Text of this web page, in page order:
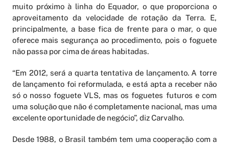
muito próximo à linha do Equador, o que proporciona o
aproveitamento da velocidade de rotação da Terra. E,
principalmente, a base fica de frente para o mar, o que
oferece mais segurança ao procedimento, pois o foguete
não passa por cima de áreas habitadas.
“Em 2012, será a quarta tentativa de lançamento. A torre
de lançamento foi reformulada, e está apta a receber não
só o nosso foguete VLS, mas os foguetes futuros e com
uma solução que não é completamente nacional, mas uma
excelente oportunidade de negócio”, diz Carvalho.
Desde 1988, o Brasil também tem uma cooperação com a